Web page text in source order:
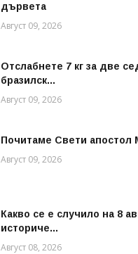
дървета
Август 09, 2026
Отслабнете 7 кг за две
бразилск...
Август 09, 2026
Почитаме Свети апостол
Август 09, 2026
Какво се е случило на 8
историче...
Август 08, 2026